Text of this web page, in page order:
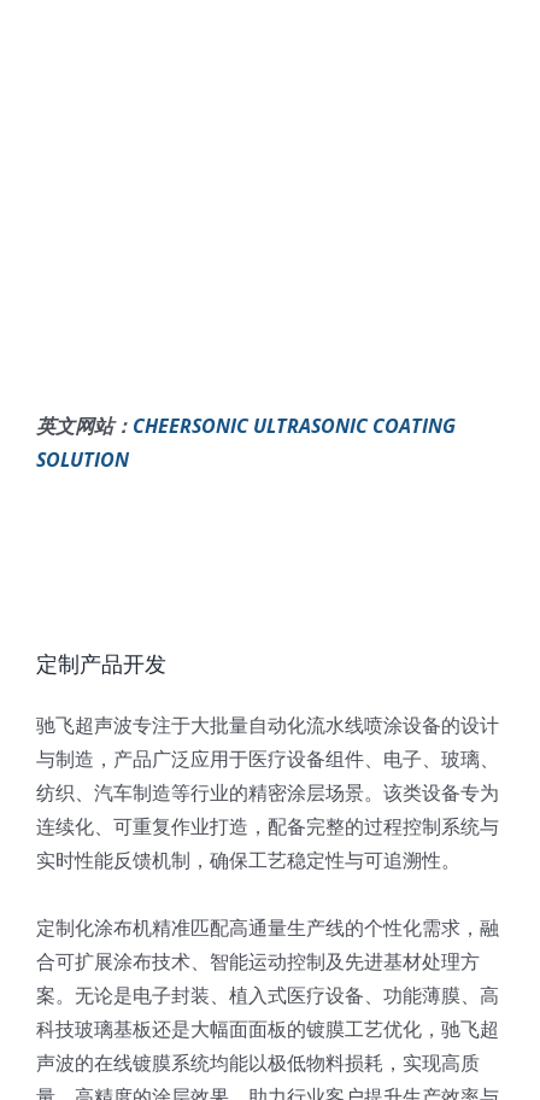
英文网站： CHEERSONIC ULTRASONIC COATING
SOLUTION
定制产品开发
驰飞超声波专注于大批量自动化流水线喷涂设备的设计
与制造，产品广泛应用于医疗设备组件、电子、玻璃、
纺织、汽车制造等行业的精密涂层场景。该类设备专为
连续化、可重复作业打造，配备完整的过程控制系统与
实时性能反馈机制，确保工艺稳定性与可追溯性。
定制化涂布机精准匹配高通量生产线的个性化需求，融
合可扩展涂布技术、智能运动控制及先进基材处理方
案。无论是电子封装、植入式医疗设备、功能薄膜、高
科技玻璃基板还是大幅面面板的镀膜工艺优化，驰飞超
声波的在线镀膜系统均能以极低物料损耗，实现高质